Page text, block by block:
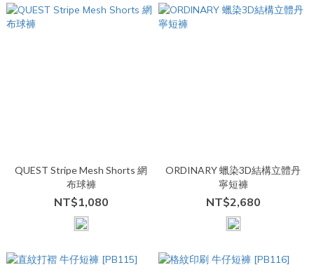
QUEST Stripe Mesh Shorts 網
布球褲
NT$1,080
ORDINARY 蠟染3D結構立體丹
寧短褲
NT$2,680